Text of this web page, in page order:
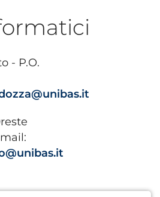
- P.O.